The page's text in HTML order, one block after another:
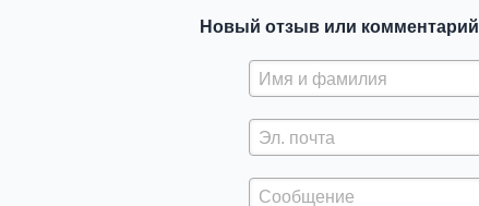
Новый отзыв или комментарий